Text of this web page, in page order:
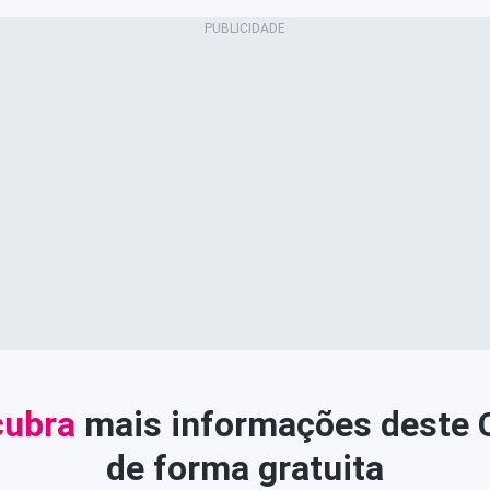
mais informações deste
de forma gratuita